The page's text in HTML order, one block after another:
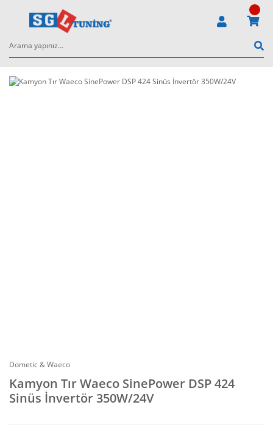
Dometic & Waeco
Kamyon Tır Waeco SinePower DSP 424
Sinüs İnvertör 350W/24V